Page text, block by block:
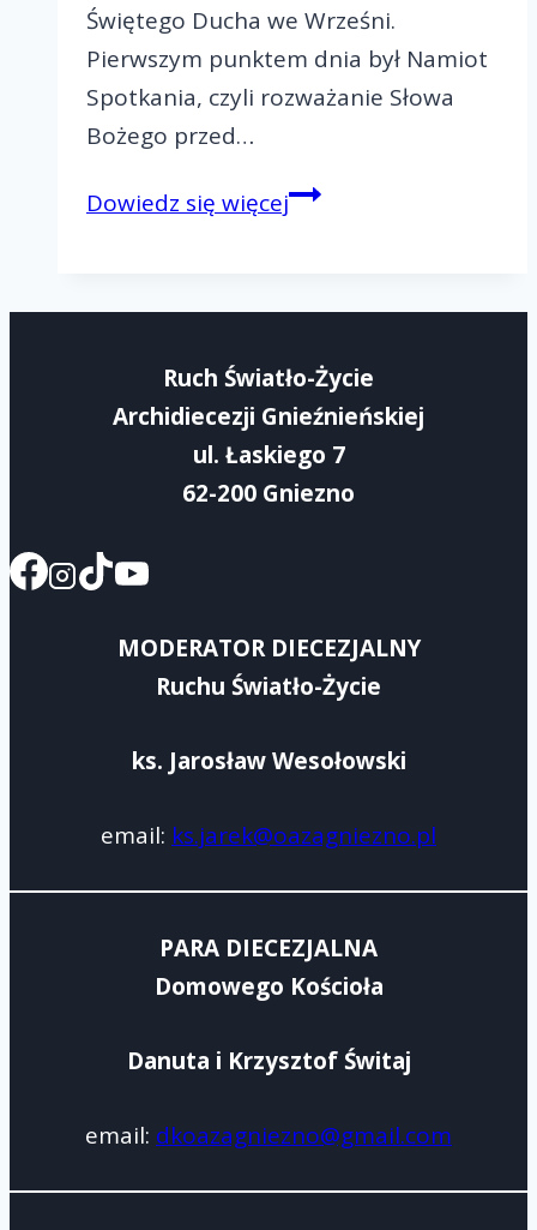
Świętego Ducha we Wrześni.
Pierwszym punktem dnia był Namiot
Spotkania, czyli rozważanie Słowa
Bożego przed…
Dowiedz się więcejPaschalny
Wspólnoty-
IV
Ruch Światło-Życie
Archidiecezji Gnieźnieńskiej
ul. Łaskiego 7
62-200 Gniezno
MODERATOR DIECEZJALNY
Ruchu Światło-Życie
ks. Jarosław Wesołowski
email: ks.jarek@oazagniezno.pl
PARA DIECEZJALNA
Domowego Kościoła
Danuta i Krzysztof Świtaj
email: dkoazagniezno@gmail.com